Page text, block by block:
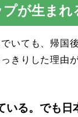
が生まれ
いても、帰国
きりした理由
いる。でも日